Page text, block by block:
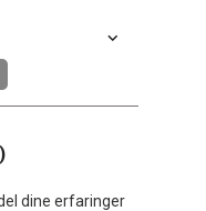
dine erfaringer